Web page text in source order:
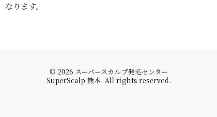
なります。
© 2026 スーパースカルプ発毛センター
SuperScalp 熊本. All rights reserved.